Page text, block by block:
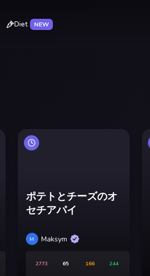
Diet NEW
ポテトとチーズのオ
セチアパイ
M Maksym
2773 65 166 244